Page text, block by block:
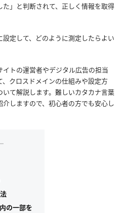
」と判断されて、正しく情報を取得
定して、どのように測定したらよい
イトの運営者やデジタル広告の担当
クロスドメインの仕組みや設定方
て解説します。難しいカタカナ言葉
しますので、初心者の方でも安心し
の一部を